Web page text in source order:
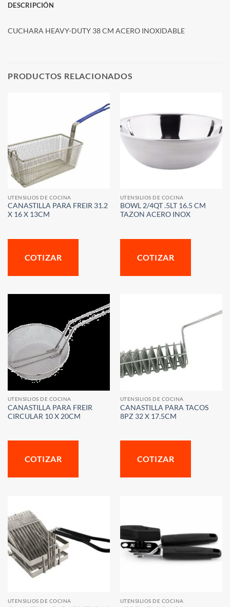
DESCRIPCIÓN
CUCHARA HEAVY-DUTY 38 CM ACERO INOXIDABLE
PRODUCTOS RELACIONADOS
UTENSILIOS DE COCINA
CANASTILLA PARA FREIR 31.2
X 16 X 13CM
COTIZAR
UTENSILIOS DE COCINA
BOWL 2/4QT .5LT 16.5 CM
TAZON ACERO INOX
COTIZAR
UTENSILIOS DE COCINA
CANASTILLA PARA FREIR
CIRCULAR 10 X 20CM
COTIZAR
UTENSILIOS DE COCINA
CANASTILLA PARA TACOS
8PZ 32 X 17.5CM
COTIZAR
UTENSILIOS DE COCINA UTENSILIOS DE COCINA